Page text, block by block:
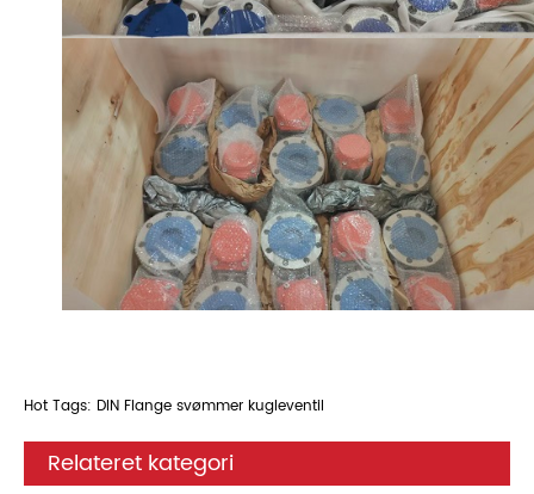
Hot Tags: DIN Flange svømmer kugleventil
Relateret kategori